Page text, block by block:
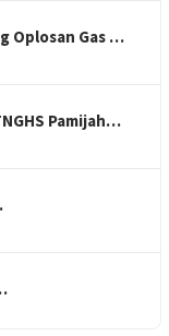
Oplosan Gas …
Pamijah…